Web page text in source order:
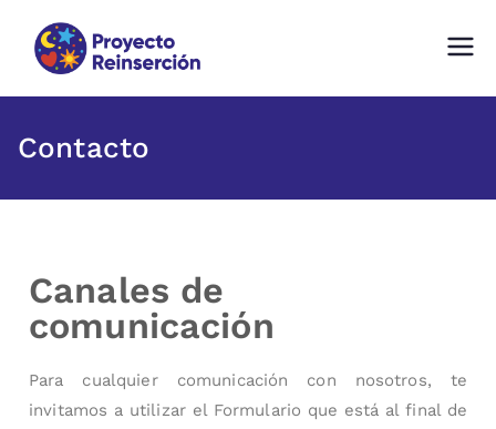
Fundación comprometida con la
Contacto
Canales de
comunicación
Para cualquier comunicación con nosotros, te
invitamos a utilizar el Formulario que está al final de